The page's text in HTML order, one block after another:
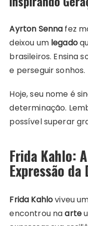
Ayrton Senna fez
deixou um legado
brasileiros. Ensina
e perseguir sonhos.
Hoje, seu nome é
determinação.
possível superar
Frida Kahlo:
Expressão da
Frida Kahloviveu
encontrou naarte